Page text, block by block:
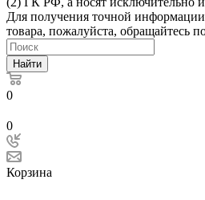
Для получения точной
товара, пожалуйста, обращайтесь
Найти
0
0
Корзина